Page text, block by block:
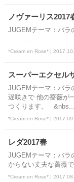
ノヴァーリス2017
JUGEMテーマ：
*Cream en Rose* |
スーパーエクセル
JUGEMテーマ：バ
遅咲きで 他の薔薇が
つくります。 &nbs...
*Cream en Rose* |
レダ2017春
JUGEMテーマ：
からない丈夫な薔
*Cream en Rose* |